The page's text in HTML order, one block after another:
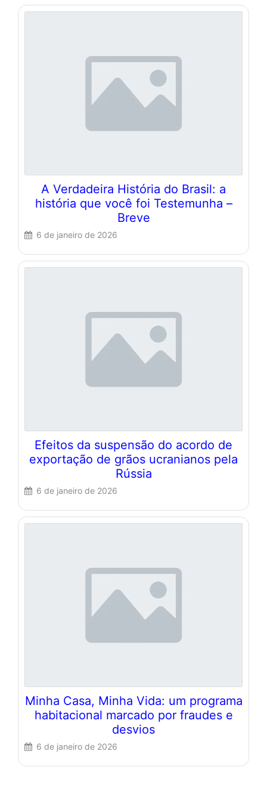
A Verdadeira História do Brasil: a
história que você foi Testemunha –
Breve
6 de janeiro de 2026
Efeitos da suspensão do acordo de
exportação de grãos ucranianos pela
Rússia
6 de janeiro de 2026
Minha Casa, Minha Vida: um programa
habitacional marcado por fraudes e
desvios
6 de janeiro de 2026